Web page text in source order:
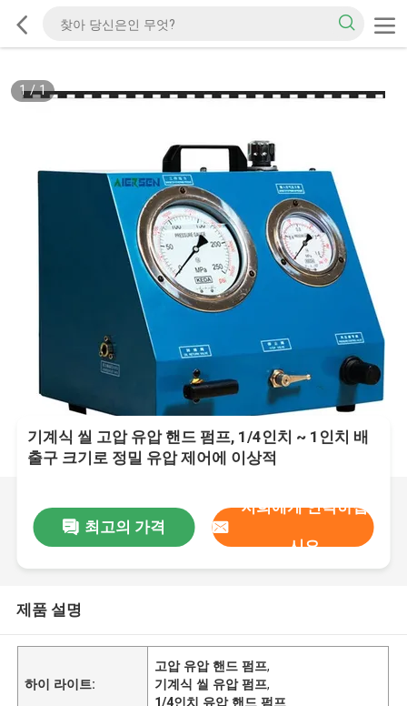
1/1
기계식 씰 고압 유압 핸드 펌프, 1/4인치 ~ 1인치 배
출구 크기로 정밀 유압 제어에 이상적
최고의 가격
저희에게 연락하십
시오
제품 설명
하이 라이트:
고압 유압 핸드 펌프,
기계식 씰 유압 펌프,
1/4인치 유압 핸드 펌프